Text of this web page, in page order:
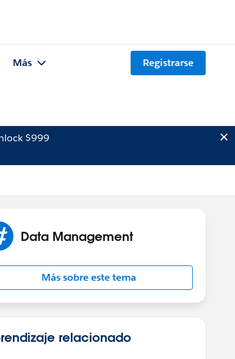
Más Registrarse
$999
Data Management
Más sobre este tema
relacionado